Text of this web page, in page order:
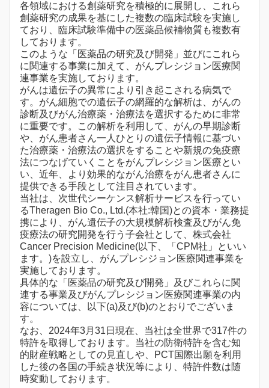
各領域における創薬研究を積極的に展開し、これら
創薬研究の成果を基にした複数の臨床試験を実施し
ており、臨床試験準備中の医薬品候補物質も複数有
しております。
このような「医薬品の研究及び開発」並びにこれら
に関連する事業に加えて、がんプレシジョン医療関
連事業を実施しております。
がんは遺伝子の異常により引き起こされる病気で
す。がん細胞での遺伝子の網羅的な解析は、がんの
診断及びがん治療薬・治療法を選択するために非常
に重要です。この解析を利用して、がんの早期診断
や、がん患者さん一人ひとりの遺伝子情報に基づい
た治療薬・治療法の選択をすることや新規の免疫療
法につなげていくことをがんプレシジョン医療とい
い、近年、より効果的ながん治療をがん患者さんに
提供できる手段として注目されています。
当社は、次世代シーケンス解析サービスを行ってい
るTheragen Bio Co., Ltd.(本社:韓国)との資本・業務提
携により、がん遺伝子の大規模解析検査及びがん免
疫療法の研究開発を行う子会社として、株式会社
Cancer Precision Medicine(以下、「CPM社」といい
ます。)を設立し、がんプレシジョン医療関連事業を
実施しております。
具体的な「医薬品の研究及び開発」及びこれらに関
連する事業及びがんプレシジョン医療関連事業の内
容については、以下(a)及び(b)のとおりでございま
す。
なお、2024年3月31日現在、当社は全世界で317件の
特許を取得しております。当社の防衛特許を含む知
的財産戦略としての見直しや、PCT国際出願を利用
した後の各国の手続き状況等により、特許件数は随
時変動しております。